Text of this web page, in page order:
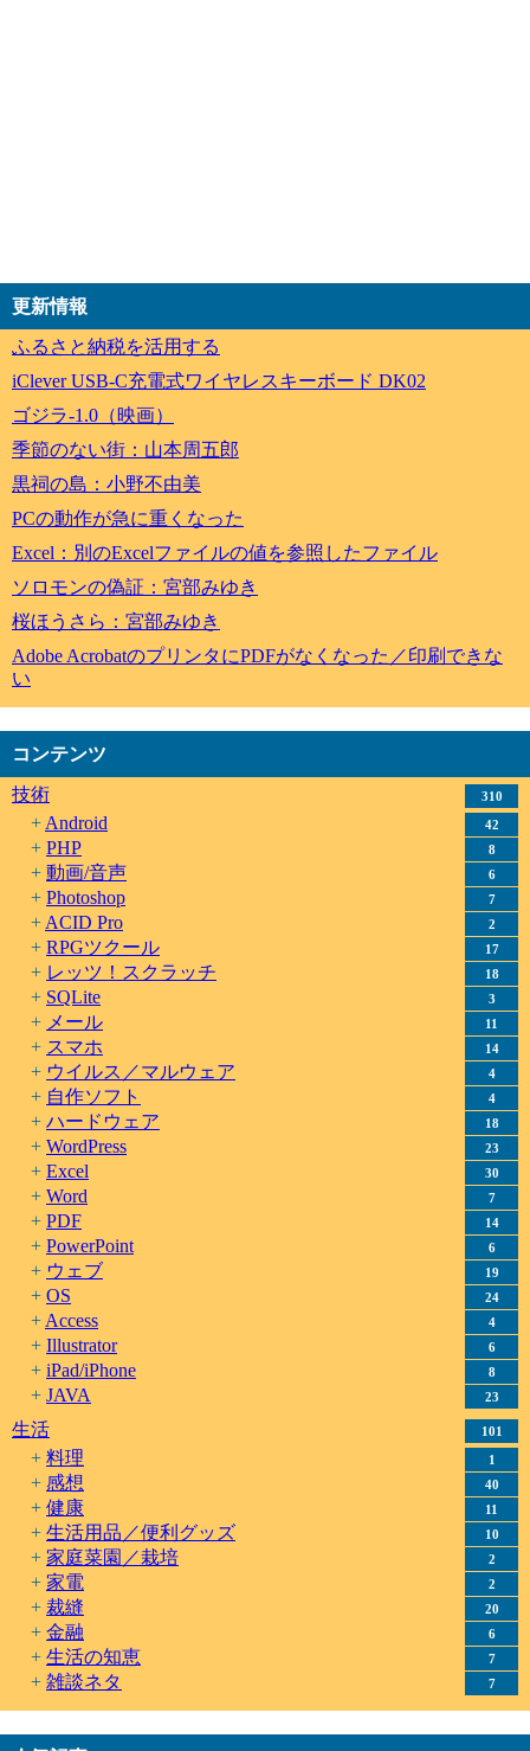
更新情報
ふるさと納税を活用する
iClever USB-C充電式ワイヤレスキーボード DK02
ゴジラ-1.0（映画）
季節のない街：山本周五郎
黒祠の島：小野不由美
PCの動作が急に重くなった
Excel：別のExcelファイルの値を参照したファイル
ソロモンの偽証：宮部みゆき
桜ほうさら：宮部みゆき
Adobe AcrobatのプリンタにPDFがなくなった／印刷できな
い
コンテンツ
技術
310
Android 42
PHP 8
動画/音声 6
Photoshop 7
ACID Pro 2
RPGツクール 17
レッツ！スクラッチ 18
SQLite 3
メール 11
スマホ 14
ウイルス／マルウェア 4
自作ソフト 4
ハードウェア 18
WordPress 23
Excel 30
Word 7
PDF 14
PowerPoint 6
ウェブ 19
OS 24
Access 4
Illustrator 6
iPad/iPhone 8
JAVA 23
生活 101
料理 1
感想 40
健康 11
生活用品／便利グッズ 10
家庭菜園／栽培 2
家電 2
裁縫 20
金融 6
生活の知恵 7
雑談ネタ 7